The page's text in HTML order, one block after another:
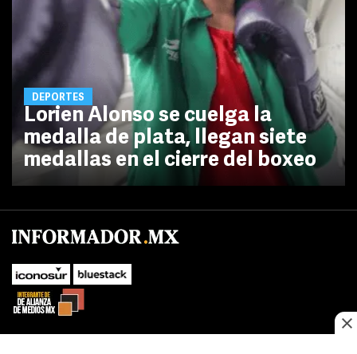
DEPORTES
Lorien Alonso se cuelga la
medalla de plata, llegan siete
medallas en el cierre del boxeo